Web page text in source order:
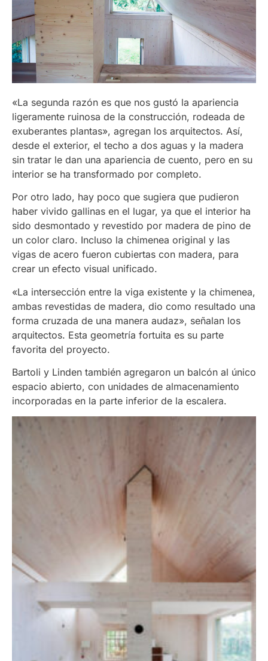
«La segunda razón es que nos gustó la apariencia
ligeramente ruinosa de la construcción, rodeada de
exuberantes plantas», agregan los arquitectos. Así,
desde el exterior, el techo a dos aguas y la madera
sin tratar le dan una apariencia de cuento, pero en su
interior se ha transformado por completo.
Por otro lado, hay poco que sugiera que pudieron
haber vivido gallinas en el lugar, ya que el interior ha
sido desmontado y revestido por madera de pino de
un color claro. Incluso la chimenea original y las
vigas de acero fueron cubiertas con madera, para
crear un efecto visual unificado.
«La intersección entre la viga existente y la chimenea,
ambas revestidas de madera, dio como resultado una
forma cruzada de una manera audaz», señalan los
arquitectos. Esta geometría fortuita es su parte
favorita del proyecto.
Bartoli y Linden también agregaron un balcón al único
espacio abierto, con unidades de almacenamiento
incorporadas en la parte inferior de la escalera.